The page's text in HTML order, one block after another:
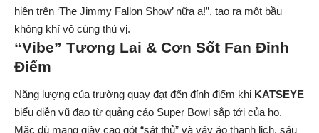
hiện trên ‘The Jimmy Fallon Show’ nữa ạ!”, tạo ra một bầu
không khí vô cùng thú vị.
“Vibe” Tương Lai & Cơn Sốt Fan Đỉnh
Điểm
Năng lượng của trường quay đạt đến đỉnh điểm khi KATSEYE
biểu diễn vũ đạo từ quảng cáo Super Bowl sắp tới của họ.
Mặc dù mang giày cao gót “sát thủ” và váy áo thanh lịch, sáu